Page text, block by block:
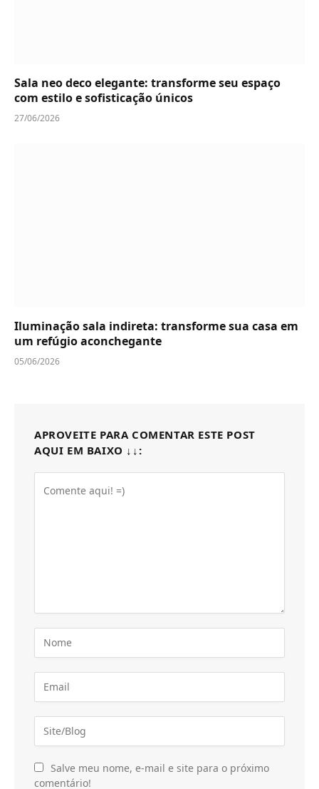
Sala neo deco elegante: transforme seu espaço
com estilo e sofisticação únicos
27/06/2026
Iluminação sala indireta: transforme sua casa em
um refúgio aconchegante
05/06/2026
APROVEITE PARA COMENTAR ESTE POST
AQUI EM BAIXO ↓↓:
Salve meu nome, e-mail e site para o próximo
comentário!